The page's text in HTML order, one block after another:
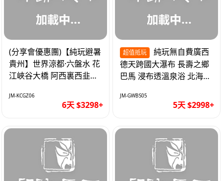
(分享會優惠團)【純玩避暑
貴州】世界涼都·六盤水 花
江峽谷大橋 阿西裏西韭菜
JM-KCGZ06
6天 $3298+
超值抵玩
德天跨國大瀑布 長壽之鄉
巴馬 浸布透溫泉浴 北海銀
JM-GWBS05
5天 $2998+